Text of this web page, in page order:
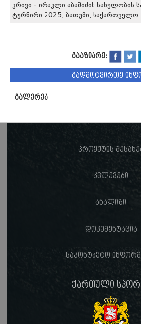
კრივი - ირაკლი აბაშიძის სახელობის
ტურნირი 2025, ბათუმი, საქართველო
გააზიარე:
გადმოტვირთე
გალერეა
პროექტის
კვლევები
ანალიზი
დოკუმენტაცია
საკონტაქტო
ქართული